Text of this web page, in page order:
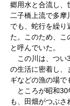
郷用水と合流し、
二子橋上流で多
でも、蛇行を繰り
た。このため、こ
と呼んでいた。
この川は、つい
の生活に密着し、
ギなどの漁の場で
ところが昭和30
も、田畑がつぶ